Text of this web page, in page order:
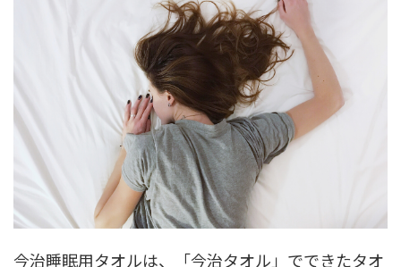
今治睡眠用タオルは、「今治タオル」でできたタオ